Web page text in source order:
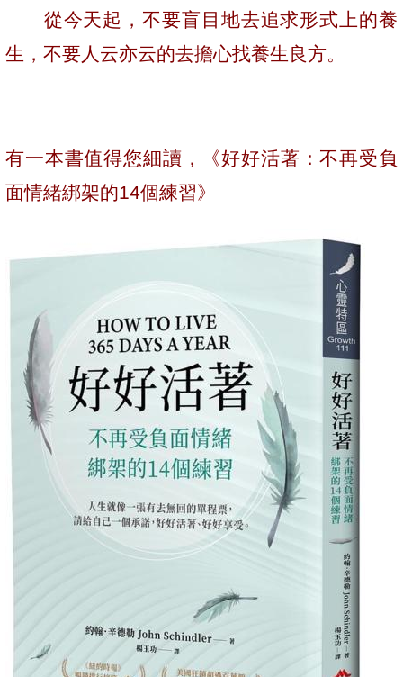
從今天起，不要盲目地去追求形式上的養
生，不要人云亦云的去擔心找養生良方。
有一本書值得您細讀，《好好活著：不再受負
面情緒綁架的14個練習》